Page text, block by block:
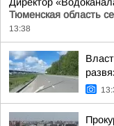
Тюменская область
13:38